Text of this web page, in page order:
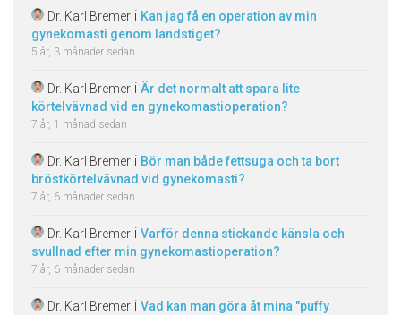
Dr. Karl Bremer i Kan jag få en operation av min
gynekomasti genom landstiget?
5 år, 3 månader sedan
Dr. Karl Bremer i Är det normalt att spara lite
körtelvävnad vid en gynekomastioperation?
7 år, 1 månad sedan
Dr. Karl Bremer i Bör man både fettsuga och ta bort
bröstkörtelvävnad vid gynekomasti?
7 år, 6 månader sedan
Dr. Karl Bremer i Varför denna stickande känsla och
svullnad efter min gynekomastioperation?
7 år, 6 månader sedan
Dr. Karl Bremer i Vad kan man göra åt mina "puffy